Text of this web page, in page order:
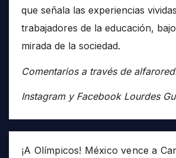
que señala las experiencias
trabajadores de la educación,
mirada de la sociedad.
Comentarios a través de
Instagram y Facebook Lourdes
¡A Olímpicos! México vence a